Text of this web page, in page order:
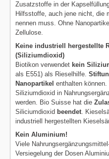
Zusatzstoffe in der
Hilfsstoffe, auch jene nicht, die
nennen muss. Ohne
Zellulose.
Keine industriell hergestellte
(Siliziumdioxid)
Biotikon verwendet kein
als E551) als Rieselhilfe.
Nanopartikel enthalten
Siliziumdioxid in
werden. Bio Suisse hat die
Siliciumdioxid beendet.
industriell hergestellten
Kein Aluminium!
Viele
Versiegelung der Dosen